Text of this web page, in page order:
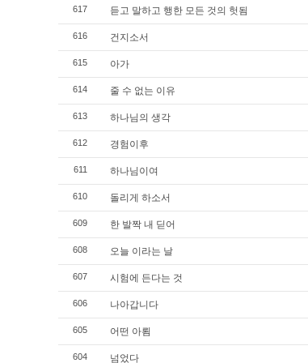
617 듣고 말하고 행한 모든 것의 헛됨
616 건지소서
615 아가
614 줄 수 없는 이유
613 하나님의 생각
612 경험이후
611 하나님이여
610 돌리게 하소서
609 한 발짝 내 딛어
608 오늘 이라는 날
607 시험에 든다는 것
606 나아갑니다
605 어떤 아룀
604 넘었다